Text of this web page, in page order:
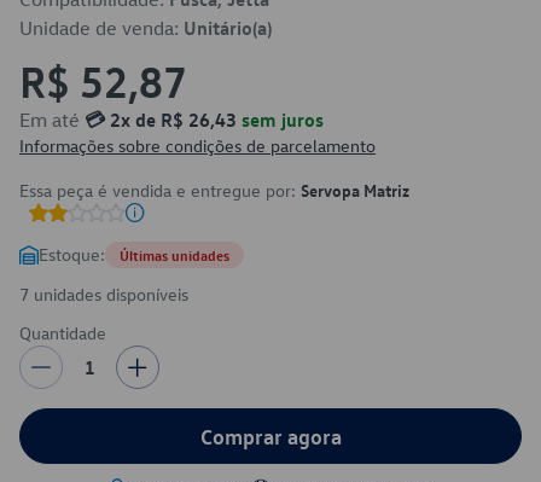
Unidade de venda: Unitário(a)
R$ 52,87
Em até 💳 2x de R$ 26,43 sem juros
Informações sobre condições de parcelamento
Essa peça é vendida e entregue por: Servopa Matriz
Estoque: Últimas unidades
7 unidades disponíveis
Quantidade
1
Comprar agora